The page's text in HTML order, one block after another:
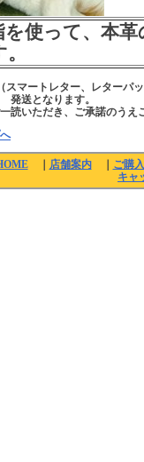
を使って、本
スマートレター、レターパ
発送となります。
読いただき、ご承諾のうえ
｜ 店舗案内｜
ご購
キャ